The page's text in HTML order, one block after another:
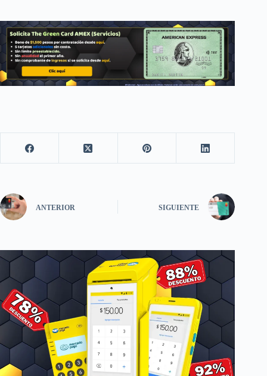
ANTERIOR SIGUIENTE